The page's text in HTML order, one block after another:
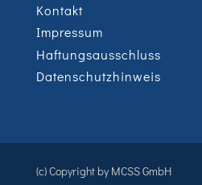
Kontakt
Impressum
Haftungsausschluss
Datenschutzhinweis
(c) Copyright by MCSS GmbH